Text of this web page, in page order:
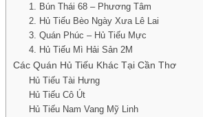
1. Bún Thái 68 – Phương Tâm
2. Hủ Tiếu Bèo Ngày Xưa Lê Lai
3. Quán Phúc – Hủ Tiếu Mực
4. Hủ Tiếu Mì Hải Sản 2M
Các Quán Hủ Tiếu Khác Tại Cần Thơ
Hủ Tiếu Tài Hưng
Hủ Tiếu Cô Út
Hủ Tiếu Nam Vang Mỹ Linh